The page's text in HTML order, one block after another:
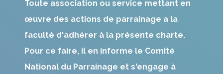
Toute association ou service mettant en
œuvre des actions de parrainage a la
faculté d'adhérer à la présente charte.
Pour ce faire, il en informe le Comité
National du Parrainage et s'engage à